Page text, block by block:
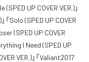
(SPED UP COVER VER.)」
「Solo (SPED UP COVER
(SPED UP COVER
I Need (SPED UP
VER.)」「Valiant2017